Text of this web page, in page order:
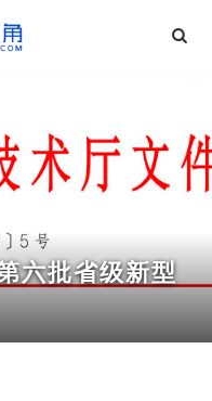
六批省级新型